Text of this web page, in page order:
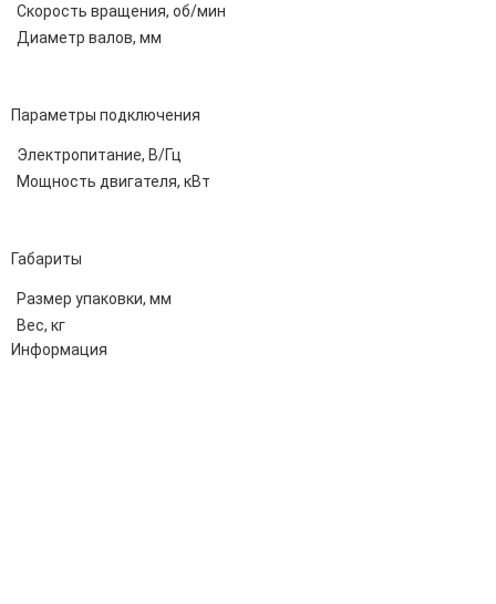
Скорость вращения, об/мин
Диаметр валов, мм
Параметры подключения
Электропитание, В/Гц
Мощность двигателя, кВт
Габариты
Размер упаковки, мм
Вес, кг
Информация